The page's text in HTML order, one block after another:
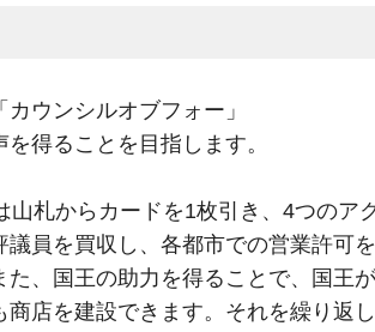
ウンシルオブフォー」
得ることを目指します。
札からカードを1枚引き、4つのア
員を買収し、各都市での営業許可
、国王の助力を得ることで、国王
店を建設できます。それを繰り返